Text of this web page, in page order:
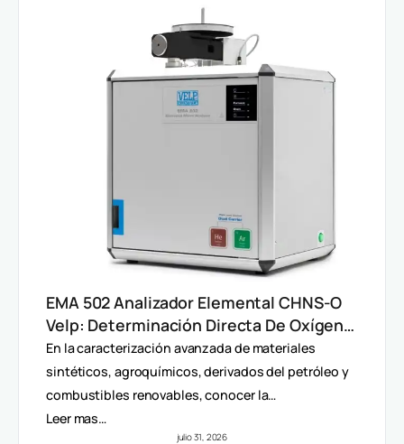
EMA 502 Analizador Elemental CHNS-O
Velp: Determinación Directa De Oxígeno
Y Análisis Multiparámetro
En la caracterización avanzada de materiales
sintéticos, agroquímicos, derivados del petróleo y
combustibles renovables, conocer la…
Leer mas…
julio 31, 2026